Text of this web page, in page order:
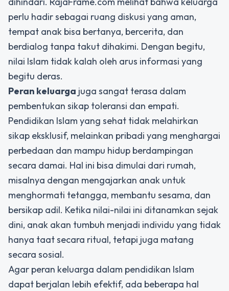
perlu hadir sebagai ruang diskusi yang aman,
tempat anak bisa bertanya, bercerita, dan
berdialog tanpa takut dihakimi. Dengan begitu,
nilai Islam tidak kalah oleh arus informasi yang
begitu deras.
Peran keluarga juga sangat terasa dalam
pembentukan sikap toleransi dan empati.
Pendidikan Islam yang sehat tidak melahirkan
sikap eksklusif, melainkan pribadi yang menghargai
perbedaan dan mampu hidup berdampingan
secara damai. Hal ini bisa dimulai dari rumah,
misalnya dengan mengajarkan anak untuk
menghormati tetangga, membantu sesama, dan
bersikap adil. Ketika nilai-nilai ini ditanamkan sejak
dini, anak akan tumbuh menjadi individu yang tidak
hanya taat secara ritual, tetapi juga matang
secara sosial.
Agar peran keluarga dalam pendidikan Islam
dapat berjalan lebih efektif, ada beberapa hal